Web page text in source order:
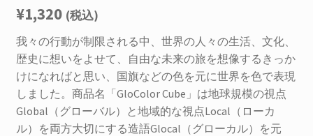
¥1,320 (税込)
我々の行動が制限される中、世界の人々の生活、文化、
歴史に想いをよせて、自由な未来の旅を想像するきっか
けになればと思い、国旗などの色を元に世界を色で表現
しました。商品名「GloColor Cube」は地球規模の視点
Global（グローバル）と地域的な視点Local（ローカ
ル）を両方大切にする造語Glocal（グローカル）を元